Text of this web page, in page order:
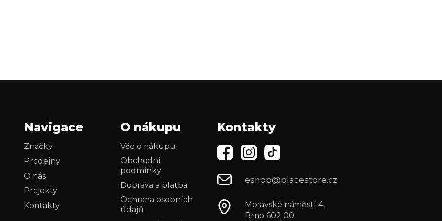
Navigace
Značky
Prodejny
O nás
Projekty
Kontakty
O nákupu
Vše o nákupu
Obchodní
podmínky
Doprava a platba
Ochrana osobních
údajů
Kontakty
eshop@placestore.cz
Moravské náměstí 4,
Brno 602 00